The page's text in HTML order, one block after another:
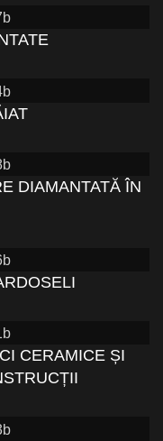
DIAMANTATĂ ÎN
CERAMICE ȘI